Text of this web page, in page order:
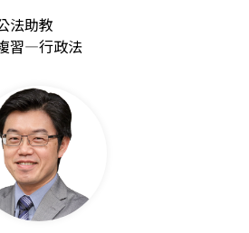
法助教
習—行政法